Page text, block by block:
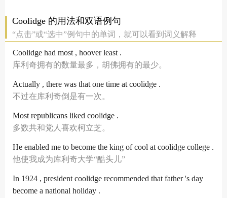
Coolidge 的用法和双语例句
“点击”或“选中”例句中的单词，就可以看到词义解释
Coolidge had most , hoover least .
库利奇拥有的数量最多，胡佛拥有的最少。
Actually , there was that one time at coolidge .
不过在库利奇倒是有一次。
Most republicans liked coolidge .
多数共和党人喜欢柯立芝。
He enabled me to become the king of cool at coolidge college .
他使我成为库利奇大学“酷头儿”
In 1924 , president coolidge recommended that father 's day
become a national holiday .